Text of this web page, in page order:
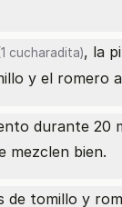
cucharadita), la
y el romero
durante 20
mezclen bien.
de tomillo y